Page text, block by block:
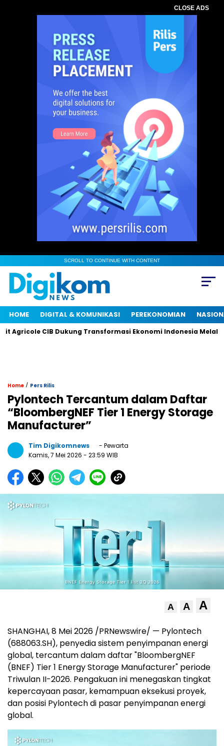
CLOSE ADS
SCROLL TO CONTINUE WITH CONTENT
HOME DIGITAL & KOMUNIKASI PEREKONOMIAN
CIB Dukung Transformasi Ekonomi Indonesia Melalui
Home / Pers Rilis
Pylontech Tercantum dalam Daftar
“BloombergNEF Tier 1 Energy Storage
Manufacturer”
Tim Digikomnews
- Pewarta
Kamis, 7 Mei 2026 - 23:59 WIB
A A A
SHANGHAI,8 Mei 2026 /PRNewswire/ — Pylontech
(688063.SH), penyedia sistem penyimpanan energi
global, tercantum dalam daftar "BloombergNEF
(BNEF) Tier 1 Energy Storage Manufacturer" periode
Triwulan II-2026. Pengakuan ini menegaskan tingkat
kepercayaan pasar, kemampuan eksekusi proyek,
dan posisi Pylontech di pasar penyimpanan energi
global.